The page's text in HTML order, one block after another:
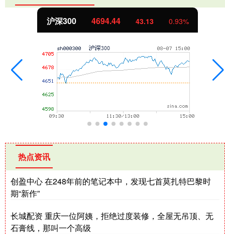
北证50 1134.24 11.37 1.01%
热点资讯
创盈中心 在248年前的笔记本中，发现七首莫扎特巴黎时
期“新作”
长城配资 重庆一位阿姨，拒绝过度装修，全屋无吊顶、无
石膏线，那叫一个高级